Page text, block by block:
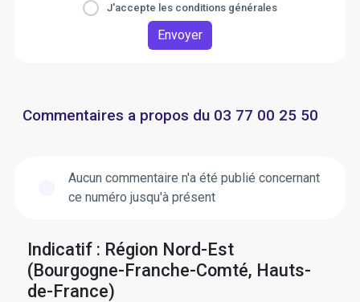
J'accepte les conditions générales
Envoyer
Commentaires a propos du 03 77 00 25 50
Aucun commentaire n'a été publié concernant
ce numéro jusqu'à présent
Indicatif : Région Nord-Est
(Bourgogne-Franche-Comté, Hauts-
de-France)